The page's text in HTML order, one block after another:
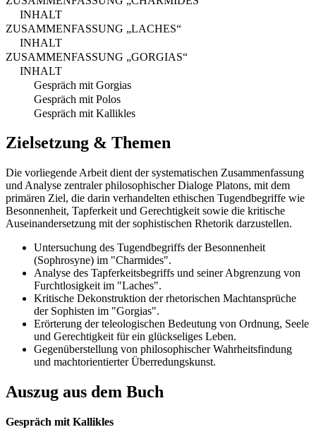
INHALT
ZUSAMMENFASSUNG „LACHES“
INHALT
ZUSAMMENFASSUNG „GORGIAS“
INHALT
Gespräch mit Gorgias
Gespräch mit Polos
Gespräch mit Kallikles
Zielsetzung & Themen
Die vorliegende Arbeit dient der systematischen Zusammenfassung
und Analyse zentraler philosophischer Dialoge Platons, mit dem
primären Ziel, die darin verhandelten ethischen Tugendbegriffe wie
Besonnenheit, Tapferkeit und Gerechtigkeit sowie die kritische
Auseinandersetzung mit der sophistischen Rhetorik darzustellen.
Untersuchung des Tugendbegriffs der Besonnenheit
(Sophrosyne) im "Charmides".
Analyse des Tapferkeitsbegriffs und seiner Abgrenzung von
Furchtlosigkeit im "Laches".
Kritische Dekonstruktion der rhetorischen Machtansprüche
der Sophisten im "Gorgias".
Erörterung der teleologischen Bedeutung von Ordnung, Seele
und Gerechtigkeit für ein glückseliges Leben.
Gegenüberstellung von philosophischer Wahrheitsfindung
und machtorientierter Überredungskunst.
Auszug aus dem Buch
Gespräch mit Kallikles